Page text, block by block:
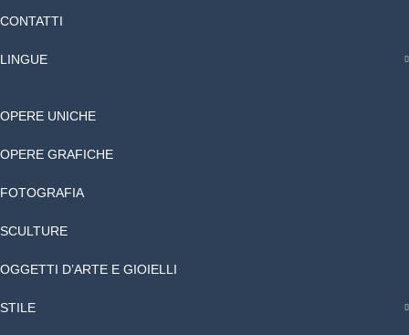
CONTATTI
LINGUE
OPERE UNICHE
OPERE GRAFICHE
FOTOGRAFIA
SCULTURE
OGGETTI D’ARTE E GIOIELLI
STILE